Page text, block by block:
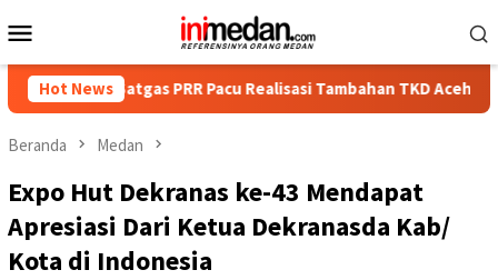
ke
Mobile
Hot News
Satgas PRR Pacu Realisasi Tambahan TKD Aceh Rp1,65 Triliun,
Beranda Medan
Expo Hut Dekranas ke-43 Mendapat
Apresiasi Dari Ketua Dekranasda Kab/
Kota di Indonesia